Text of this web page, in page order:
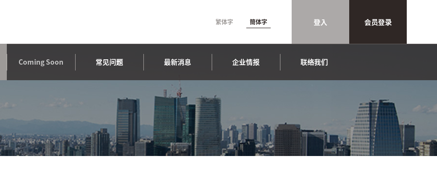
Coming Soon 常见问题 最新消息 企业情报 联络我们
繁体字 簡体字 登入 会员登录